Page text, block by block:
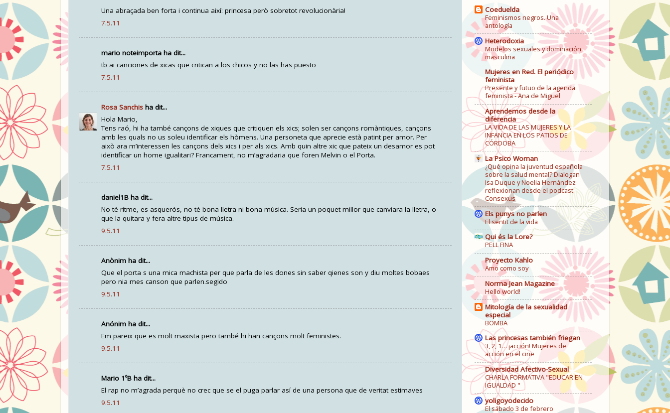
Una abraçada ben forta i continua així: princesa però sobretot revolucionària!
7.5.11
mario noteimporta ha dit...
tb ai canciones de xicas que critican a los chicos y no las has puesto
7.5.11
Rosa Sanchis ha dit...
Hola Mario,
Tens raó, hi ha també cançons de xiques que critiquen els xics; solen ser cançons romàntiques, cançons
amb les quals no us soleu identificar els hòmens. Una personeta que aprecie està patint per amor. Per
això ara m’interessen les cançons dels xics i per als xics. Amb quin altre xic que pateix un desamor es pot
identificar un home igualitari? Francament, no m’agradaria que foren Melvin o el Porta.
7.5.11
daniel1B ha dit...
No té ritme, es asquerós, no té bona lletra ni bona música. Seria un poquet millor que canviara la lletra, o
que la quitara y fera altre tipus de música.
9.5.11
Anònim ha dit...
Que el porta s una mica machista per que parla de les dones sin saber qienes son y diu moltes bobaes
pero nia mes canson que parlen.segido
9.5.11
Anónim ha dit...
Em pareix que es molt maxista pero també hi han cançons molt feministes.
9.5.11
Mario 1ºB ha dit...
El rap no m’agrada perquè no crec que se el puga parlar así de una persona que de veritat estimaves
9.5.11
Coeduelda
Feminismos negros. Una
antología
Heterodoxia
Modelos sexuales y dominación
masculina
Mujeres en Red. El periódico
feminista
Presente y futuo de la agenda
feminista - Ana de Miguel
Aprendemos desde la
diferencia
LA VIDA DE LAS MUJERES Y LA
INFANCIA EN LOS PATIOS DE
CÓRDOBA
La Psico Woman
¿Qué opina la juventud española
sobre la salud mental? Dialogan
Isa Duque y Noelia Hernández
reflexionan desde el podcast
Consexus
Els punys no parlen
El sentit de la vida
Qui és la Lore?
PELL FINA
Proyecto Kahlo
Amo como soy
Norma Jean Magazine
Hello world!
Mitología de la sexualidad
especial
BOMBA
Las princesas también friegan
3, 2, 1… ¡acción! Mujeres de
acción en el cine
Diversidad Afectivo-Sexual
CHARLA FORMATIVA "EDUCAR EN
IGUALDAD "
yoligoyodecido
El sábado 3 de febrero